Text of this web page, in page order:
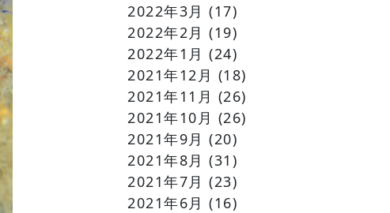
2022年3月 (17)
2022年2月 (19)
2022年1月 (24)
2021年12月 (18)
2021年11月 (26)
2021年10月 (26)
2021年9月 (20)
2021年8月 (31)
2021年7月 (23)
2021年6月 (16)